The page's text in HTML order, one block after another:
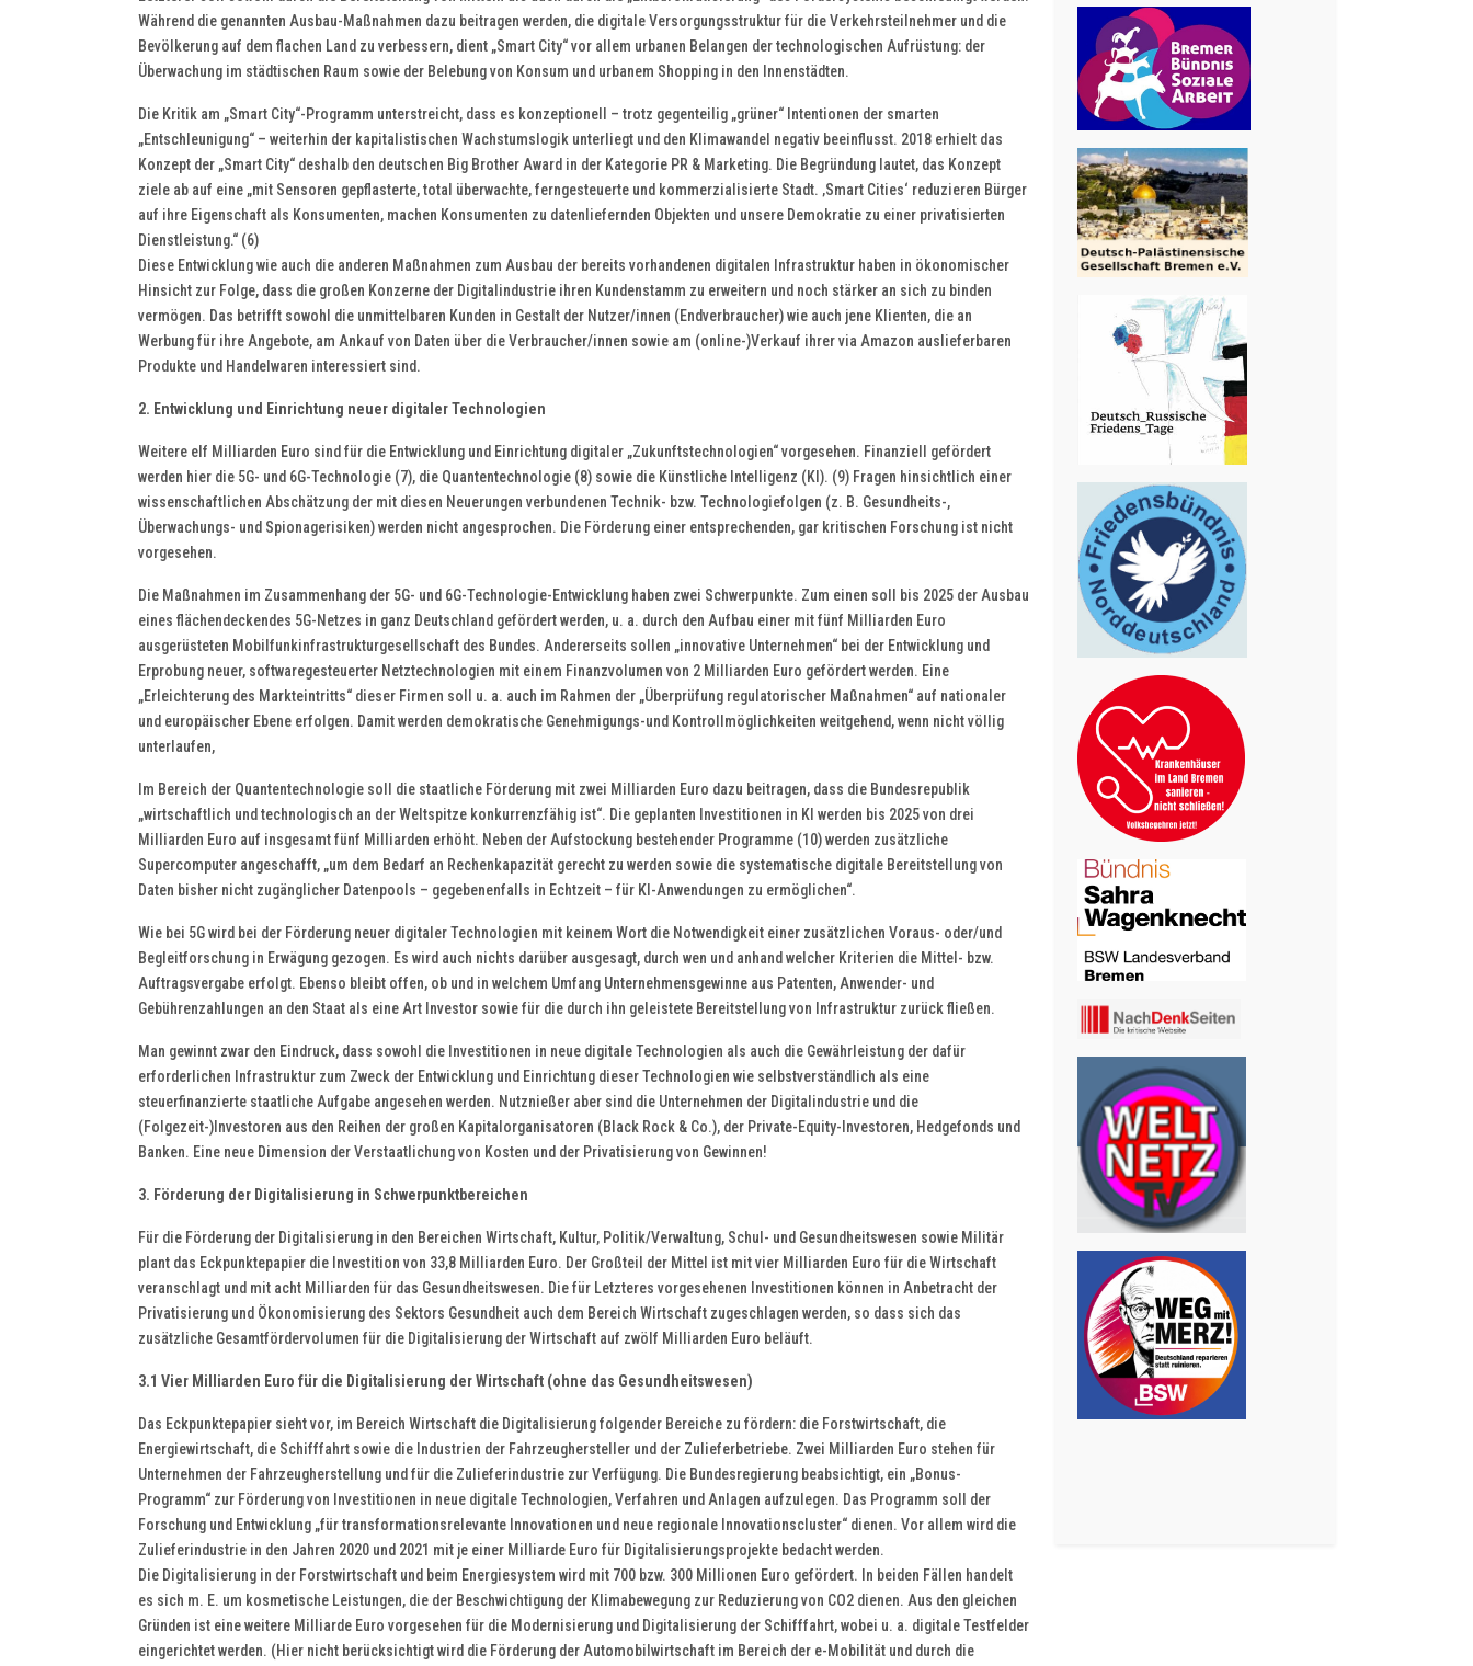
Während die genannten Ausbau-Maßnahmen dazu beitragen werden, die digitale Versorgungsstruktur für die Verkehrsteilnehmer und die
Bevölkerung auf dem flachen Land zu verbessern, dient „Smart City“ vor allem urbanen Belangen der technologischen Aufrüstung: der
Überwachung im städtischen Raum sowie der Belebung von Konsum und urbanem Shopping in den Innenstädten.
Die Kritik am „Smart City“-Programm unterstreicht, dass es konzeptionell – trotz gegenteilig „grüner“ Intentionen der smarten
„Entschleunigung“ – weiterhin der kapitalistischen Wachstumslogik unterliegt und den Klimawandel negativ beeinflusst. 2018 erhielt das
Konzept der „Smart City“ deshalb den deutschen Big Brother Award in der Kategorie PR & Marketing. Die Begründung lautet, das Konzept
ziele ab auf eine „mit Sensoren gepflasterte, total überwachte, ferngesteuerte und kommerzialisierte Stadt. ‚Smart Cities‘ reduzieren Bürger
auf ihre Eigenschaft als Konsumenten, machen Konsumenten zu datenliefernden Objekten und unsere Demokratie zu einer privatisierten
Dienstleistung.“ (6)
Diese Entwicklung wie auch die anderen Maßnahmen zum Ausbau der bereits vorhandenen digitalen Infrastruktur haben in ökonomischer
Hinsicht zur Folge, dass die großen Konzerne der Digitalindustrie ihren Kundenstamm zu erweitern und noch stärker an sich zu binden
vermögen. Das betrifft sowohl die unmittelbaren Kunden in Gestalt der Nutzer/innen (Endverbraucher) wie auch jene Klienten, die an
Werbung für ihre Angebote, am Ankauf von Daten über die Verbraucher/innen sowie am (online-)Verkauf ihrer via Amazon auslieferbaren
Produkte und Handelwaren interessiert sind.
2. Entwicklung und Einrichtung neuer digitaler Technologien
Weitere elf Milliarden Euro sind für die Entwicklung und Einrichtung digitaler „Zukunftstechnologien“ vorgesehen. Finanziell gefördert
werden hier die 5G- und 6G-Technologie (7), die Quantentechnologie (8) sowie die Künstliche Intelligenz (KI). (9) Fragen hinsichtlich einer
wissenschaftlichen Abschätzung der mit diesen Neuerungen verbundenen Technik- bzw. Technologiefolgen (z. B. Gesundheits-,
Überwachungs- und Spionagerisiken) werden nicht angesprochen. Die Förderung einer entsprechenden, gar kritischen Forschung ist nicht
vorgesehen.
Die Maßnahmen im Zusammenhang der 5G- und 6G-Technologie-Entwicklung haben zwei Schwerpunkte. Zum einen soll bis 2025 der Ausbau
eines flächendeckendes 5G-Netzes in ganz Deutschland gefördert werden, u. a. durch den Aufbau einer mit fünf Milliarden Euro
ausgerüsteten Mobilfunkinfrastrukturgesellschaft des Bundes. Andererseits sollen „innovative Unternehmen“ bei der Entwicklung und
Erprobung neuer, softwaregesteuerter Netztechnologien mit einem Finanzvolumen von 2 Milliarden Euro gefördert werden. Eine
„Erleichterung des Markteintritts“ dieser Firmen soll u. a. auch im Rahmen der „Überprüfung regulatorischer Maßnahmen“ auf nationaler
und europäischer Ebene erfolgen. Damit werden demokratische Genehmigungs-und Kontrollmöglichkeiten weitgehend, wenn nicht völlig
unterlaufen,
Im Bereich der Quantentechnologie soll die staatliche Förderung mit zwei Milliarden Euro dazu beitragen, dass die Bundesrepublik
„wirtschaftlich und technologisch an der Weltspitze konkurrenzfähig ist“. Die geplanten Investitionen in KI werden bis 2025 von drei
Milliarden Euro auf insgesamt fünf Milliarden erhöht. Neben der Aufstockung bestehender Programme (10) werden zusätzliche
Supercomputer angeschafft, „um dem Bedarf an Rechenkapazität gerecht zu werden sowie die systematische digitale Bereitstellung von
Daten bisher nicht zugänglicher Datenpools – gegebenenfalls in Echtzeit – für KI-Anwendungen zu ermöglichen“.
Wie bei 5G wird bei der Förderung neuer digitaler Technologien mit keinem Wort die Notwendigkeit einer zusätzlichen Voraus- oder/und
Begleitforschung in Erwägung gezogen. Es wird auch nichts darüber ausgesagt, durch wen und anhand welcher Kriterien die Mittel- bzw.
Auftragsvergabe erfolgt. Ebenso bleibt offen, ob und in welchem Umfang Unternehmensgewinne aus Patenten, Anwender- und
Gebührenzahlungen an den Staat als eine Art Investor sowie für die durch ihn geleistete Bereitstellung von Infrastruktur zurück fließen.
Man gewinnt zwar den Eindruck, dass sowohl die Investitionen in neue digitale Technologien als auch die Gewährleistung der dafür
erforderlichen Infrastruktur zum Zweck der Entwicklung und Einrichtung dieser Technologien wie selbstverständlich als eine
steuerfinanzierte staatliche Aufgabe angesehen werden. Nutznießer aber sind die Unternehmen der Digitalindustrie und die
(Folgezeit-)Investoren aus den Reihen der großen Kapitalorganisatoren (Black Rock & Co.), der Private-Equity-Investoren, Hedgefonds und
Banken. Eine neue Dimension der Verstaatlichung von Kosten und der Privatisierung von Gewinnen!
3. Förderung der Digitalisierung in Schwerpunktbereichen
Für die Förderung der Digitalisierung in den Bereichen Wirtschaft, Kultur, Politik/Verwaltung, Schul- und Gesundheitswesen sowie Militär
plant das Eckpunktepapier die Investition von 33,8 Milliarden Euro. Der Großteil der Mittel ist mit vier Milliarden Euro für die Wirtschaft
veranschlagt und mit acht Milliarden für das Gesundheitswesen. Die für Letzteres vorgesehenen Investitionen können in Anbetracht der
Privatisierung und Ökonomisierung des Sektors Gesundheit auch dem Bereich Wirtschaft zugeschlagen werden, so dass sich das
zusätzliche Gesamtfördervolumen für die Digitalisierung der Wirtschaft auf zwölf Milliarden Euro beläuft.
3.1 Vier Milliarden Euro für die Digitalisierung der Wirtschaft (ohne das Gesundheitswesen)
Das Eckpunktepapier sieht vor, im Bereich Wirtschaft die Digitalisierung folgender Bereiche zu fördern: die Forstwirtschaft, die
Energiewirtschaft, die Schifffahrt sowie die Industrien der Fahrzeughersteller und der Zulieferbetriebe. Zwei Milliarden Euro stehen für
Unternehmen der Fahrzeugherstellung und für die Zulieferindustrie zur Verfügung. Die Bundesregierung beabsichtigt, ein „Bonus-
Programm“ zur Förderung von Investitionen in neue digitale Technologien, Verfahren und Anlagen aufzulegen. Das Programm soll der
Forschung und Entwicklung „für transformationsrelevante Innovationen und neue regionale Innovationscluster“ dienen. Vor allem wird die
Zulieferindustrie in den Jahren 2020 und 2021 mit je einer Milliarde Euro für Digitalisierungsprojekte bedacht werden.
Die Digitalisierung in der Forstwirtschaft und beim Energiesystem wird mit 700 bzw. 300 Millionen Euro gefördert. In beiden Fällen handelt
es sich m. E. um kosmetische Leistungen, die der Beschwichtigung der Klimabewegung zur Reduzierung von CO2 dienen. Aus den gleichen
Gründen ist eine weitere Milliarde Euro vorgesehen für die Modernisierung und Digitalisierung der Schifffahrt, wobei u. a. digitale Testfelder
eingerichtet werden. (Hier nicht berücksichtigt wird die Förderung der Automobilwirtschaft im Bereich der e-Mobilität und durch die